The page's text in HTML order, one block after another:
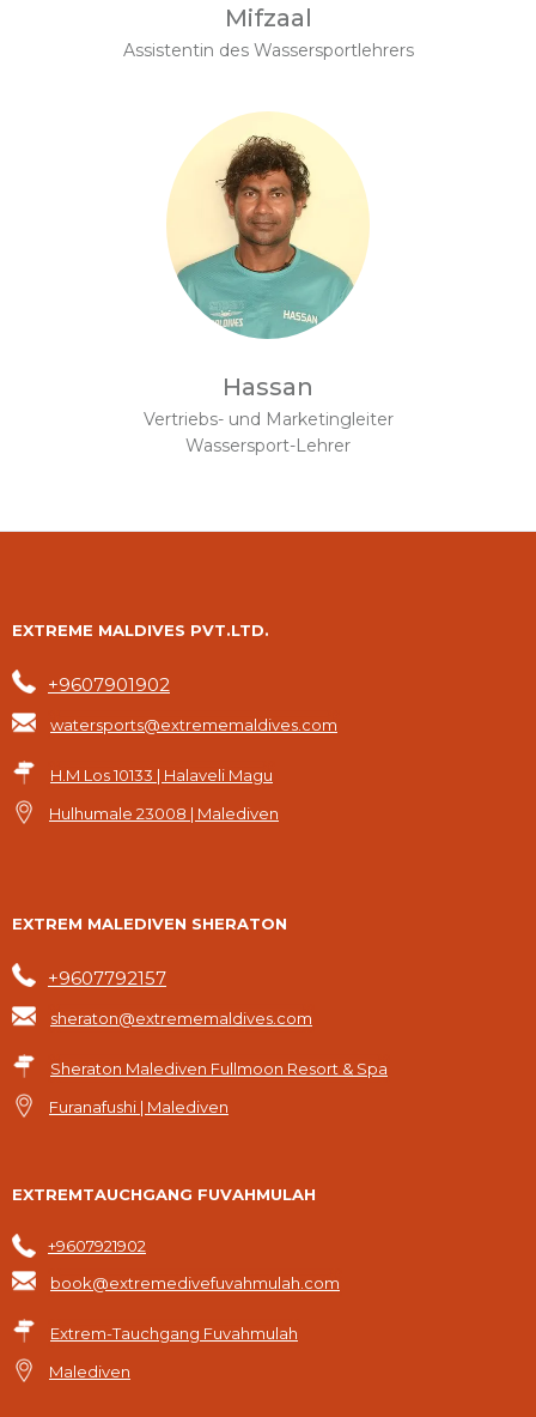
Mifzaal
Assistentin des Wassersportlehrers
Hassan
Vertriebs- und Marketingleiter
Wassersport-Lehrer
EXTREME MALDIVES PVT.LTD.
+9607901902
watersports@extrememaldives.com
H.M Los 10133 | Halaveli Magu
Hulhumale 23008 | Malediven
EXTREM MALEDIVEN SHERATON
+9607792157
sheraton@extrememaldives.com
Sheraton Malediven Fullmoon Resort & Spa
Furanafushi | Malediven
EXTREMTAUCHGANG FUVAHMULAH
+9607921902
book@extremedivefuvahmulah.com
Extrem-Tauchgang Fuvahmulah
Malediven